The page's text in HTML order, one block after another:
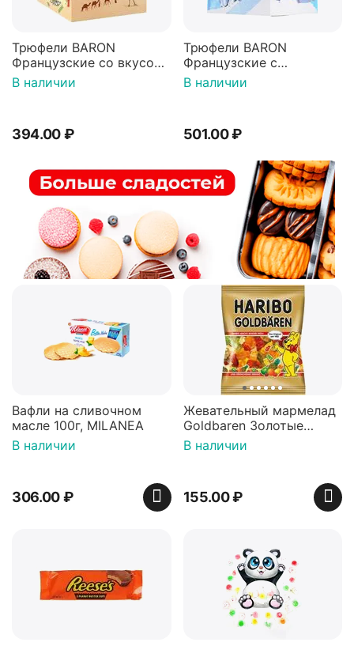
Трюфели BARON
Французские со вкусом
имбиря 100г
В наличии
394.00₽
Трюфели BARON
Французские с
кристаллами мяты 150г
В наличии
501.00₽
Вафли на сливочном
масле 100г, MILANEA
В наличии
306.00₽
Жевательный мармелад
Goldbaren Золотые
мишки 100г, Германия
В наличии
155.00₽